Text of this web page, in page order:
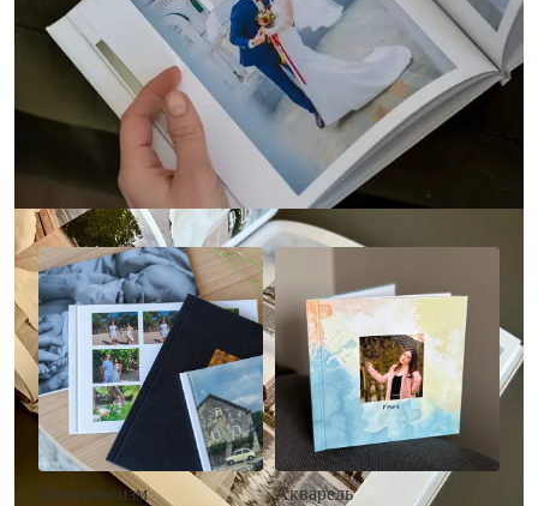
Другие стили фотокниг
Минимализм Акварель